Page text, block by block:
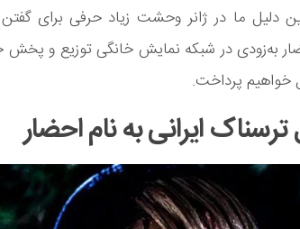
دلیل ما در ژانر وحشت زیاد حرفی برای گفتن
به‌زودی در شبکه نمایش خانگی توزیع و پخش
خواهیم پرداخت.
ایرانی به نام احضار